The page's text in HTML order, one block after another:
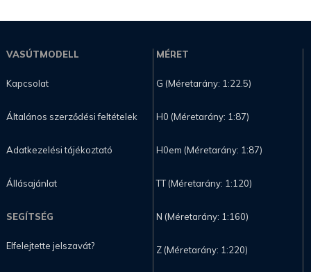
VASÚTMODELL
Kapcsolat
Általános szerződési feltételek
Adatkezelési tájékoztató
Állásajánlat
SEGÍTSÉG
Elfelejtette jelszavát?
MÉRET
G (Méretarány: 1:22.5)
H0 (Méretarány: 1:87)
H0em (Méretarány: 1:87)
TT (Méretarány: 1:120)
N (Méretarány: 1:160)
Z (Méretarány: 1:220)